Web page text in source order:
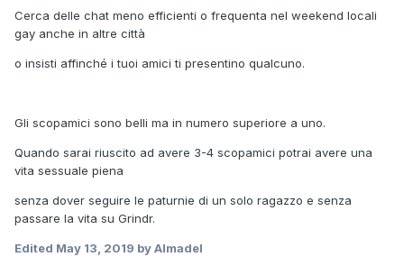
Cerca delle chat meno efficienti o frequenta nel weekend locali
gay anche in altre città
o insisti affinché i tuoi amici ti presentino qualcuno.
Gli scopamici sono belli ma in numero superiore a uno.
Quando sarai riuscito ad avere 3-4 scopamici potrai avere una
vita sessuale piena
senza dover seguire le paturnie di un solo ragazzo e senza
passare la vita su Grindr.
Edited May 13, 2019 by Almadel